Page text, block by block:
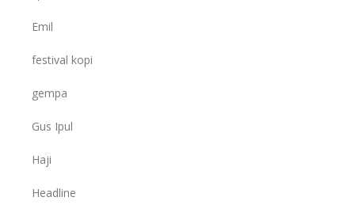
Emil
festival kopi
gempa
Gus Ipul
Haji
Headline